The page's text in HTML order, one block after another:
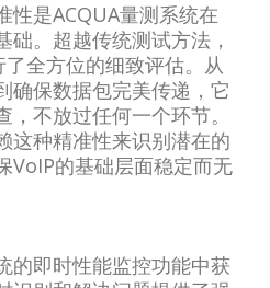
性是ACQUA量测系统在
础。超越传统测试方法，
全方位的细致评估。从
确保数据包完美传递，它
不放过任何一个环节。
这种精准性来识别潜在的
VoIP的基础层面稳定而无
的即时性能监控功能中获